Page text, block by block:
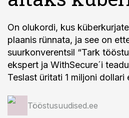
On olukordi, kus
plaanis rünnata, ja see on
suurkonverentsil “Tark
ekspert ja WithSecure´i
Teslast üritati 1 miljoni
Tööstusuudised.ee